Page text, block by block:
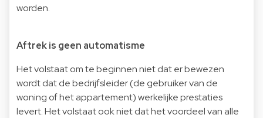
worden.
Aftrek is geen automatisme
Het volstaat om te beginnen niet dat er bewezen
wordt dat de bedrijfsleider (de gebruiker van de
woning of het appartement) werkelijke prestaties
levert. Het volstaat ook niet dat het voordeel van alle